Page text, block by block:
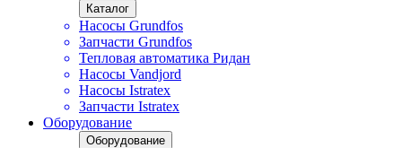
Каталог
Насосы Grundfos
Запчасти Grundfos
Тепловая автоматика Ридан
Насосы Vandjord
Насосы Istratex
Запчасти Istratex
Оборудование
Оборудование